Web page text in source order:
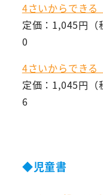
4さいからでき
定価：1,045円
0
4さいからでき
定価：1,045円
6
◆児童書